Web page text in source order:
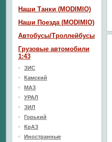
Наши Танки (MODIMIO)
Наши Поезда (MODIMIO)
Автобусы/Троллейбусы
Грузовые автомобили
1:43
ЗИС
Камский
МАЗ
УРАЛ
ЗИЛ
Горький
КрАЗ
Иностранные